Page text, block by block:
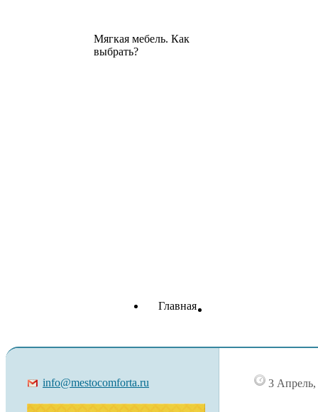
Мягкая мебель. Как
выбрать?
Главная
3 Апрель,
info@mestocomforta.ru